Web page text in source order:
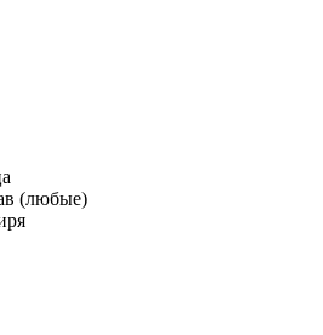
(любые)